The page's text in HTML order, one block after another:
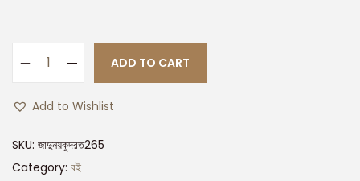
ADD TO CART
Add to Wishlist
SKU: জাদুনয়কুদরত265
Category: বই